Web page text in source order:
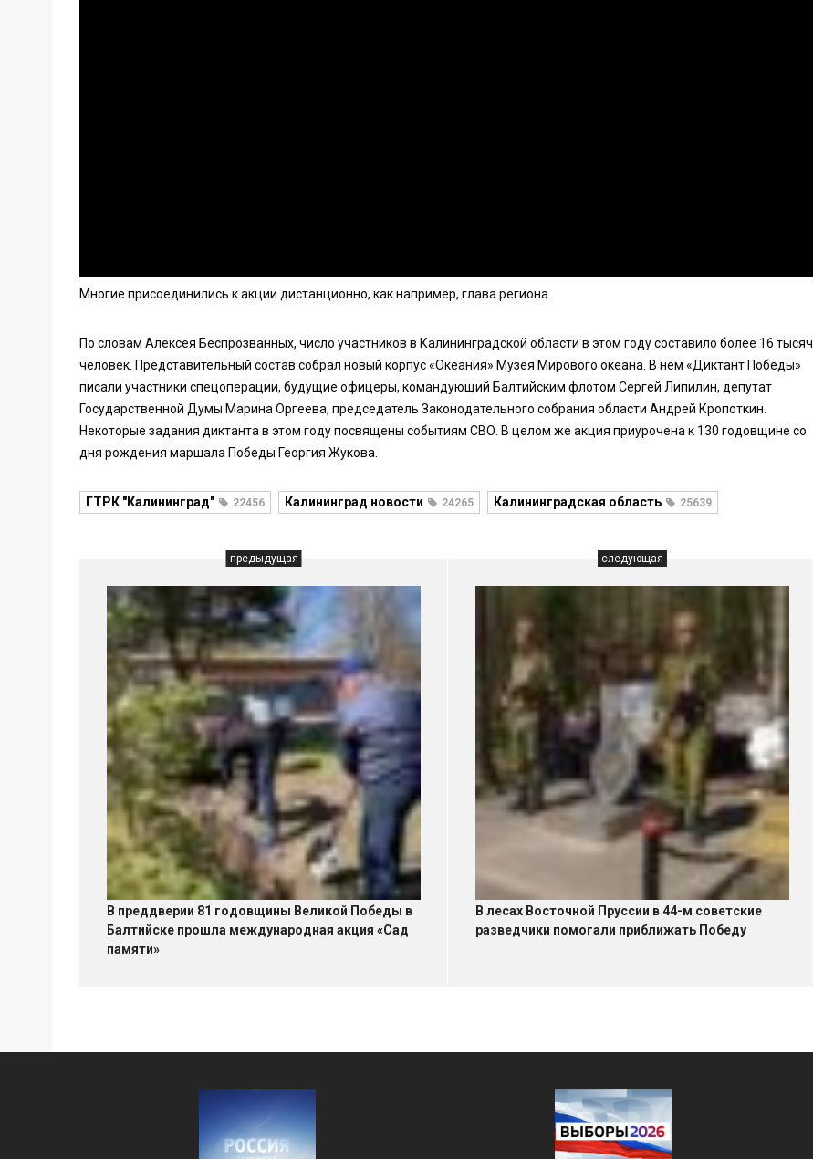
Многие присоединились к акции дистанционно, как например, глава региона.
По словам Алексея Беспрозванных, число участников в Калининградской области в этом году составило более 16 тысяч
человек. Представительный состав собрал новый корпус «Океания» Музея Мирового океана. В нём «Диктант Победы»
писали участники спецоперации, будущие офицеры, командующий Балтийским флотом Сергей Липилин, депутат
Государственной Думы Марина Оргеева, председатель Законодательного собрания области Андрей Кропоткин.
Некоторые задания диктанта в этом году посвящены событиям СВО. В целом же акция приурочена к 130 годовщине со
дня рождения маршала Победы Георгия Жукова.
ГТРК "Калининград" 22456 Калининград новости 24265 Калининградская область 25639
предыдущая
В преддверии 81 годовщины Великой Победы в
Балтийске прошла международная акция «Сад
памяти»
следующая
В лесах Восточной Пруссии в 44-м советские
разведчики помогали приближать Победу